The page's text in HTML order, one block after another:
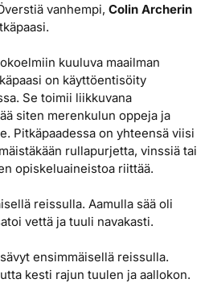
vanhempi, Colin Archerin
kuuluva maailman
on käyttöentisöity
Se toimii liikkuvana
siten merenkulun oppeja ja
Pitkäpaadessa on yhteensä viisi
rullapurjetta, vinssiä tai
opiskeluaineistoa riittää.
reissulla. Aamulla sää oli
vettä ja tuuli navakasti.
ensimmäisellä reissulla.
kesti rajun tuulen ja aallokon.